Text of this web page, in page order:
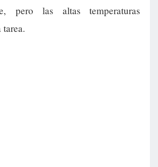
pero las altas temperaturas